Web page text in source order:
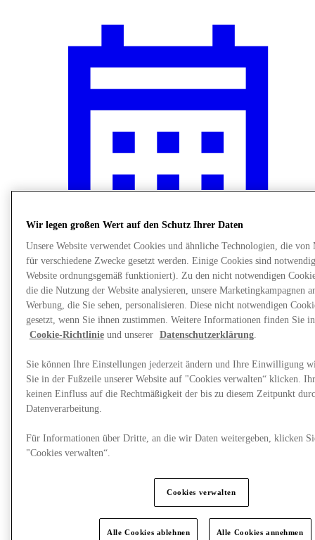
Events
Wir legen großen Wert auf den Schutz Ihrer Daten
Unsere Website verwendet Cookies und ähnliche Technologien, die
für verschiedene Zwecke gesetzt werden. Einige Cookies sind
Website ordnungsgemäß funktioniert). Zu den nicht notwendigen
die die Nutzung der Website analysieren, unsere Marketingkampagnen
Werbung, die Sie sehen, personalisieren. Diese nicht notwendigen
gesetzt, wenn Sie ihnen zustimmen. Weitere Informationen finden Sie
Cookie-Richtlinieund unserer Datenschutzerklärung.
Sie können Ihre Einstellungen jederzeit ändern und Ihre Einwilligung
Sie in der Fußzeile unserer Website auf "Cookies verwalten“ klicken.
keinen Einfluss auf die Rechtmäßigkeit der bis zu diesem Zeitpunkt
Datenverarbeitung.
Für Informationen über Dritte, an die wir Daten weitergeben, klicken
"Cookies verwalten“.
Cookies verwalten
Alle Cookies ablehnen Alle Cookies annehmen